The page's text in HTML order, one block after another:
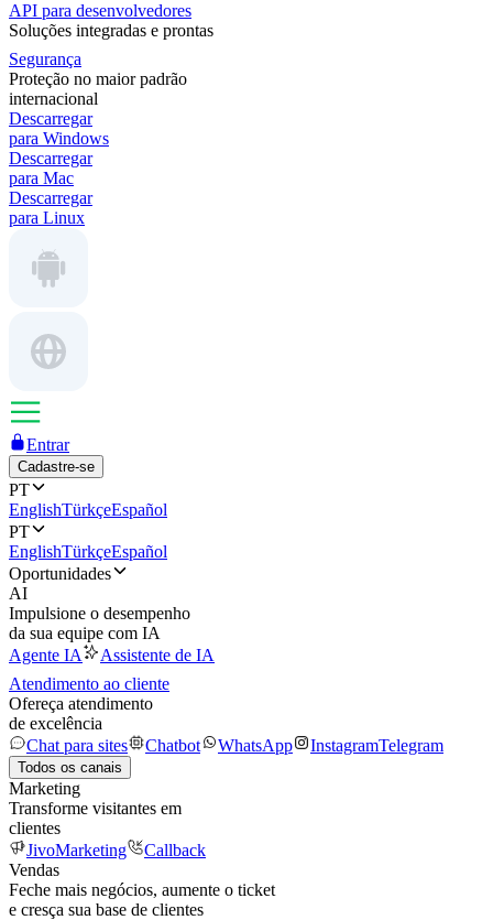
API para desenvolvedores
Soluções integradas e prontas
Segurança
Proteção no maior padrão
internacional
Descarregar
para Windows
Descarregar
para Mac
Descarregar
para Linux
Entrar
Cadastre-se
PT
EnglishTürkçeEspañol
PT
EnglishTürkçeEspañol
Oportunidades
AI
Impulsione o desempenho
da sua equipe com IA
Agente IA
Assistente de IA
Atendimento ao cliente
Ofereça atendimento
de excelência
Chat para sites
Chatbot WhatsApp InstagramTelegram
Todos os canais
Marketing
Transforme visitantes em
clientes
JivoMarketing
Callback
Vendas
Feche mais negócios, aumente o ticket
e cresça sua base de clientes